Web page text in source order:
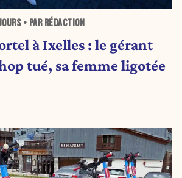
• PAR RÉDACTION
à Ixelles : le gérant
tué, sa femme ligotée